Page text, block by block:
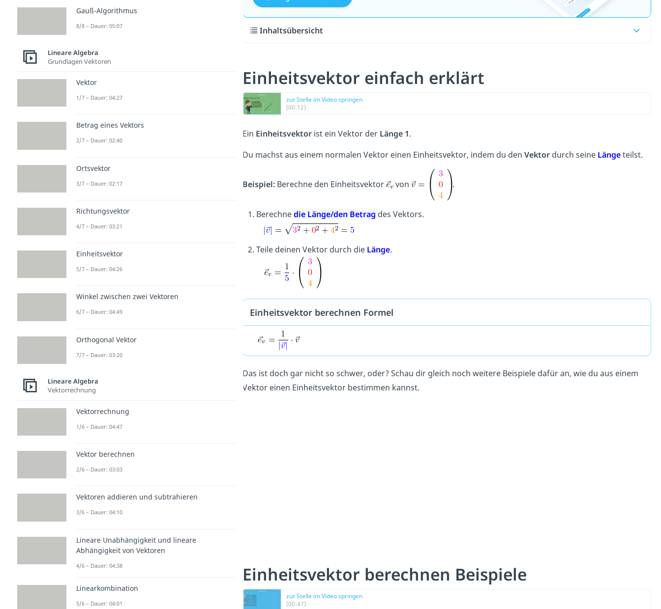
Inhaltsübersicht
Einheitsvektor einfach erklärt
zur Stelle im Video springen
(00:12)
Ein Einheitsvektorist ein Vektor derLänge 1.
Du machst aus einem normalen Vektor einen Einheitsvektor, indem du den Vektordurch seine Längeteilst.
Beispiel:Berechne den Einheitsvektor von .
Berechnedie Länge/den Betrag des Vektors.
Teile deinen Vektor durch die Länge.
Einheitsvektor berechnen Formel
Das ist doch gar nicht so schwer, oder? Schau dir gleich noch weitere Beispiele dafür an, wie du aus einem
Vektor einen Einheitsvektor bestimmen kannst.
Einheitsvektor berechnen Beispiele
zur Stelle im Video springen
(00:47)
Gauß-Algorithmus
8/8 – Dauer: 05:07
Lineare Algebra
Grundlagen Vektoren
Vektor
1/7 – Dauer: 04:27
Betrag eines Vektors
2/7 – Dauer: 02:40
Ortsvektor
3/7 – Dauer: 02:17
Richtungsvektor
4/7 – Dauer: 03:21
Einheitsvektor
5/7 – Dauer: 04:26
Winkel zwischen zwei Vektoren
6/7 – Dauer: 04:49
Orthogonal Vektor
7/7 – Dauer: 03:20
Lineare Algebra
Vektorrechnung
Vektorrechnung
1/6 – Dauer: 04:47
Vektor berechnen
2/6 – Dauer: 03:03
Vektoren addieren und subtrahieren
3/6 – Dauer: 04:10
Lineare Unabhängigkeit und lineare
Abhängigkeit von Vektoren
4/6 – Dauer: 04:38
Linearkombination
5/6 – Dauer: 04:01